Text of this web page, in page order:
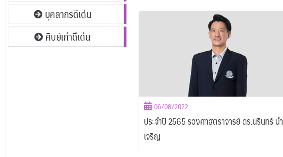
บุคลากรดีเด่น
ศิษย์เก่าดีเด่น
06/08/2022
ประจำปี 2565 รองศาสตราจารย์ ดร.นรินทร์ นำ
เจริญ